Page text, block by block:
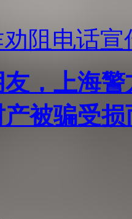
劝阻电话宣
，上海
被骗受